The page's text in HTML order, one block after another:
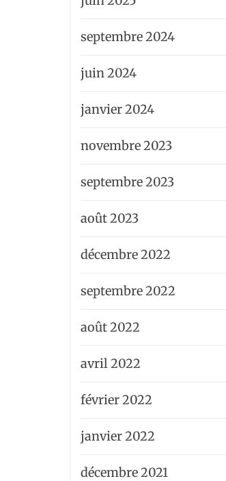
septembre 2024
juin 2024
janvier 2024
novembre 2023
septembre 2023
août 2023
décembre 2022
septembre 2022
août 2022
avril 2022
février 2022
janvier 2022
décembre 2021